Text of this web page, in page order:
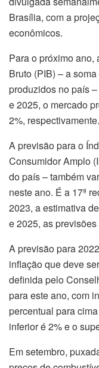
Brasília, com a
econômicos.
Para o próximo ano,
Bruto (PIB) – a
produzidos no país
e 2025, o mercado
2%, respectivamente.
A previsão para o
Consumidor Amplo
do país – também
neste ano. É a 17ª
2023, a estimativa
e 2025, as
A previsão para
inflação que deve
definida pelo
para este ano, com
percentual para
inferior é 2% e o
Em setembro,